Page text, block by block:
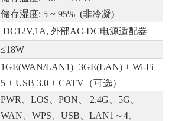
储存湿度: 5 ~ 95% (非冷凝)
DC12V,1A, 外部AC-DC电源适配器
≤18W
1GE(WAN/LAN1)+3GE(LAN) + Wi-Fi
5 + USB 3.0 + CATV（可选）
PWR、LOS、PON、 2.4G、5G、
WAN、WPS、USB、LAN1～4、